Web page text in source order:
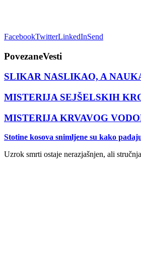
FacebookTwitterLinkedInSend
PovezaneVesti
SLIKAR NASLIKAO, A
MISTERIJA SEJŠELSKIH
MISTERIJA KRVAVOG
Stotine kosova snimljene su kako
Uzrok smrti ostaje nerazjašnjen, ali